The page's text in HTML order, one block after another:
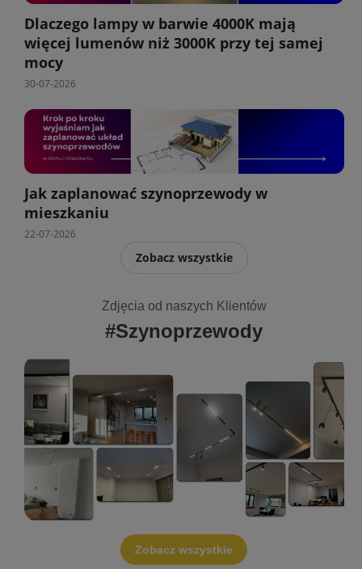
Dlaczego lampy w barwie 4000K mają
więcej lumenów niż 3000K przy tej samej
mocy
30-07-2026
Jak zaplanować szynoprzewody w
mieszkaniu
22-07-2026
Zobacz wszystkie
Zdjęcia od naszych Klientów
#Szynoprzewody
Zobacz wszystkie